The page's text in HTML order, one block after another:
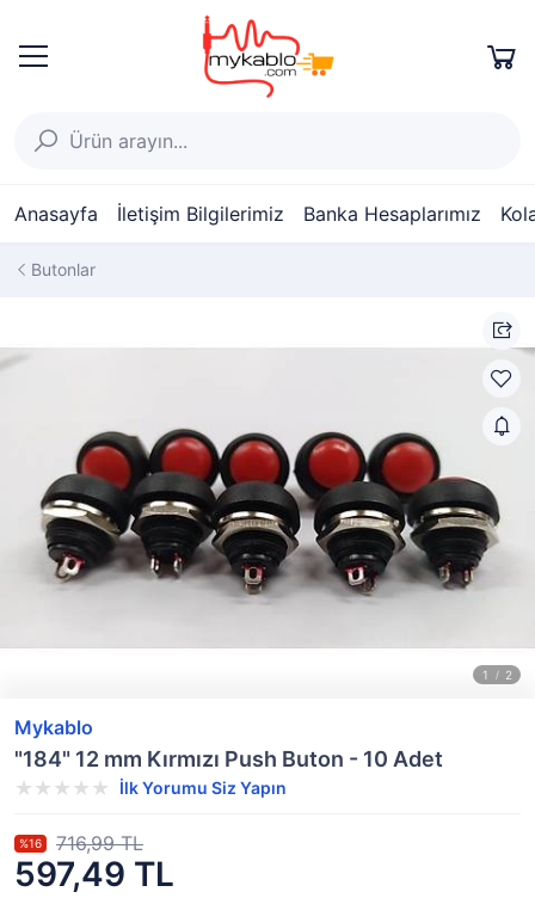
Anasayfa İletişim Bilgilerimiz Banka Hesaplarımız
Butonlar
Mykablo
"184" 12 mm Kırmızı Push Buton - 10 Adet
İlk Yorumu Siz Yapın
597,49 TL
%16 716,99 TL